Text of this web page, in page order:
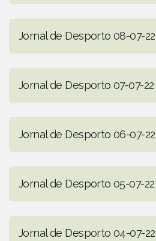
Jornal de Desporto 08-07-22
Jornal de Desporto 07-07-22
Jornal de Desporto 06-07-22
Jornal de Desporto 05-07-22
Jornal de Desporto 04-07-22